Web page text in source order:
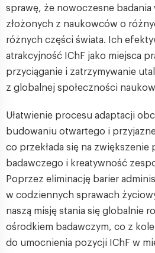
sprawę, że nowoczesne badania
złożonych z naukowców o
różnych części świata. Ich
atrakcyjność IChF jako miejsca
przyciąganie i zatrzymywanie
z globalnej społeczności
Ułatwienie procesu adaptacji
budowaniu otwartego i
co przekłada się na zwiększenie
badawczego i kreatywność
Poprzez eliminację barier
w codziennych sprawach
naszą misję stania się globalnie
ośrodkiem badawczym, co z
do umocnienia pozycji IChF w